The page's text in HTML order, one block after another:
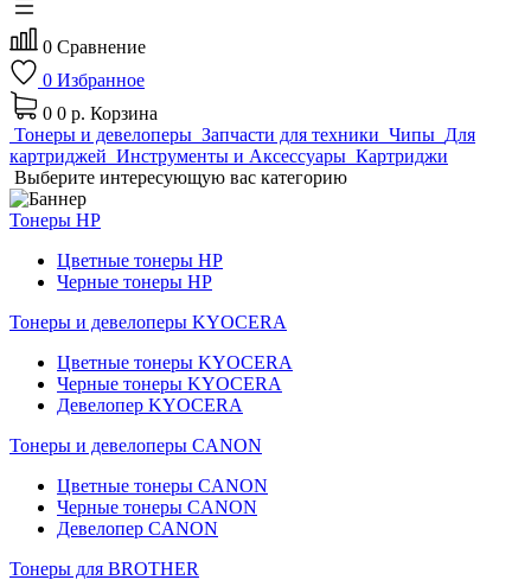
0 Сравнение
0 Избранное
0 0 р. Корзина
Тонеры и девелоперы Запчасти для техники Чипы Для
картриджей Инструменты и Аксессуары Картриджи
Выберите интересующую вас категорию
Тонеры HP
Цветные тонеры HP
Черные тонеры HP
Тонеры и девелоперы KYOCERA
Цветные тонеры KYOCERA
Черные тонеры KYOCERA
Девелопер KYOCERA
Тонеры и девелоперы CANON
Цветные тонеры CANON
Черные тонеры CANON
Девелопер CANON
Тонеры для BROTHER